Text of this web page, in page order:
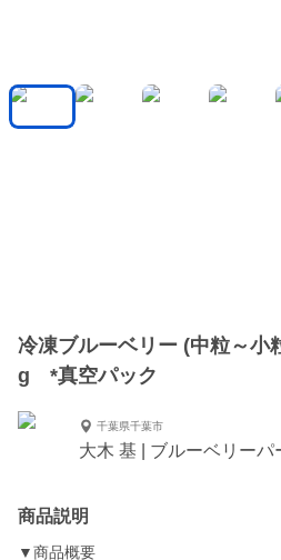
冷凍ブルーベリー (中粒～小
g *真空パック
千葉県千葉市
大木 基 | ブルーベリーパ
商品説明
▼商品概要